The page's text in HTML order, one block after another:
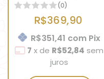
(0)
R$369,90
R$351,41 com Pix
7 x de R$52,84 sem
juros